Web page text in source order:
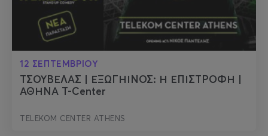
12 ΣΕΠΤΕΜΒΡΙΟΥ
ΤΣΟΥΒΕΛΑΣ | ΕΞΩΓΗΙΝΟΣ: Η ΕΠΙΣΤΡΟΦΗ |
ΑΘΗΝΑ T-Center
TELEKOM CENTER ATHENS